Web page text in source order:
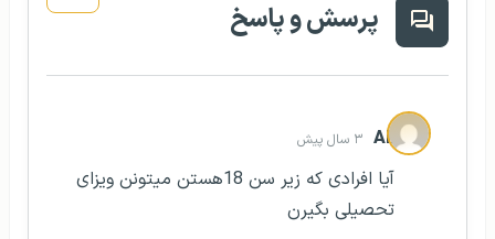
پرسش و پاسخ
Ali ۳ سال پیش
آیا افرادی که زیر سن 18هستن میتونن ویزای
تحصیلی بگیرن